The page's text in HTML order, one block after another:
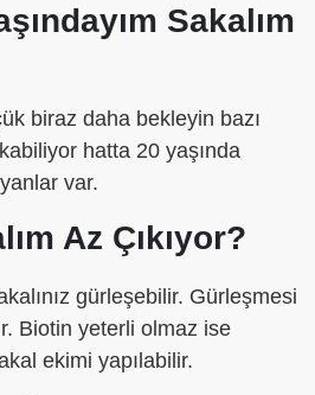
Sakalım
biraz daha bekleyin bazı
hatta 20 yaşında
var.
Az Çıkıyor?
gürleşebilir. Gürleşmesi
Biotin yeterli olmaz ise
ekimi yapılabilir.